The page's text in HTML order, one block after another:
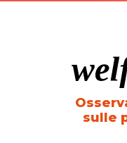
sulle